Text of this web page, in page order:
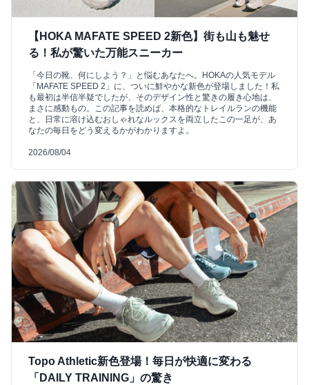
【HOKA MAFATE SPEED 2新色】街も山も魅せ
る！私が驚いた万能スニーカー
「今日の靴、何にしよう？」と悩むあなたへ。HOKAの人気モデル
「MAFATE SPEED 2」に、ついに鮮やかな新色が登場しました！私
も最初は半信半疑でしたが、そのデザイン性と驚きの履き心地は、
まさに感動もの。この記事を読めば、本格的なトレイルランの機能
と、日常に溶け込むおしゃれなルックスを両立したこの一足が、あ
なたの毎日をどう変えるかがわかりますよ。
2026/08/04
Topo Athletic新色登場！毎日が快適に変わる
「DAILY TRAINING」の驚き